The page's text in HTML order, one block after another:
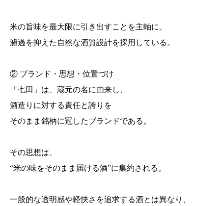
米の旨味を最大限に引き出すことを主軸に、
濾過を抑えた自然な酒質設計を採用している。
② ブランド・思想・位置づけ
「七田」は、蔵元の名に由来し、
酒造りに対する責任と誇りを
そのまま銘柄に冠したブランドである。
その思想は、
“米の味をそのまま届ける酒”に集約される。
一般的な透明感や軽快さを追求する酒とは異なり、